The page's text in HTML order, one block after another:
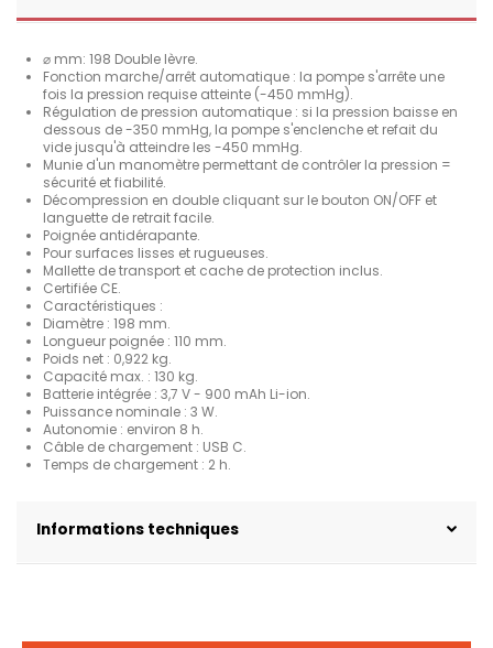
⌀ mm: 198 Double lèvre.
Fonction marche/arrêt automatique : la pompe s'arrête une
fois la pression requise atteinte (-450 mmHg).
Régulation de pression automatique : si la pression baisse en
dessous de -350 mmHg, la pompe s'enclenche et refait du
vide jusqu'à atteindre les -450 mmHg.
Munie d'un manomètre permettant de contrôler la pression =
sécurité et fiabilité.
Décompression en double cliquant sur le bouton ON/OFF et
languette de retrait facile.
Poignée antidérapante.
Pour surfaces lisses et rugueuses.
Mallette de transport et cache de protection inclus.
Certifiée CE.
Caractéristiques :
Diamètre : 198 mm.
Longueur poignée : 110 mm.
Poids net : 0,922 kg.
Capacité max. : 130 kg.
Batterie intégrée : 3,7 V - 900 mAh Li-ion.
Puissance nominale : 3 W.
Autonomie : environ 8 h.
Câble de chargement : USB C.
Temps de chargement : 2 h.
Informations techniques